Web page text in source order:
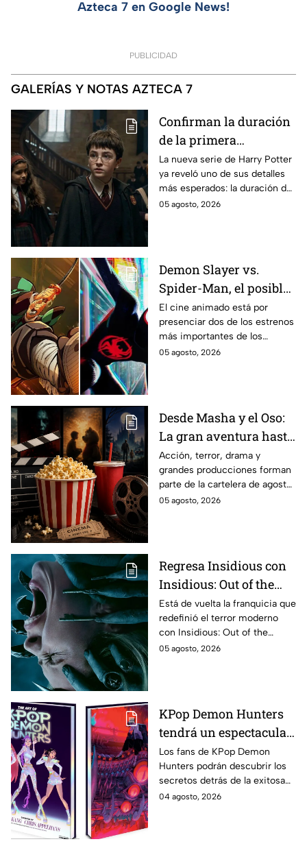
Azteca 7 en Google News!
PUBLICIDAD
GALERÍAS Y NOTAS AZTECA 7
Confirman la duración
de la primera
temporada de Harry
Potter y emocionará a
los fans de los libros
La nueva serie de Harry Potter
ya reveló uno de sus detalles
más esperados: la duración de
la primera temporada basada
05 agosto, 2026
Demon Slayer vs.
Spider-Man, el posible
gran enfrentamiento
en taquilla del 2027
El cine animado está por
presenciar dos de los estrenos
más importantes de los
últimos años.
05 agosto, 2026
Desde Masha y el Oso:
La gran aventura hasta
El Final de la Calle Oak
con Anne Hathaway.
Esta es la lista
completa de los
México
Acción, terror, drama y
grandes producciones forman
parte de la cartelera de agosto
en México.
05 agosto, 2026
Regresa Insidious con
Insidious: Out of the
Further; esto revela el
aterrador primer tráiler
Está de vuelta la franquicia que
redefinió el terror moderno
con Insidious: Out of the
Further. Te contamos todo lo
05 agosto, 2026
KPop Demon Hunters
tendrá un espectacular
libro de arte con más de
500 ilustraciones
inéditas: ¿se venderá
en México?
Los fans de KPop Demon
Hunters podrán descubrir los
secretos detrás de la exitosa
película gracias a un nuevo
04 agosto, 2026